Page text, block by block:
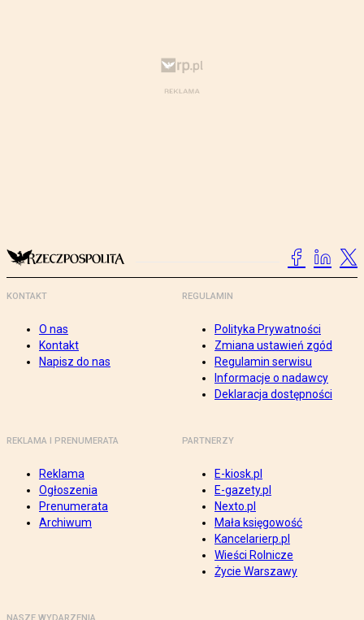
KONTAKT
O nas
Kontakt
Napisz do nas
REGULAMIN
Polityka Prywatności
Zmiana ustawień zgód
Regulamin serwisu
Informacje o nadawcy
Deklaracja dostępności
REKLAMA I PRENUMERATA
Reklama
Ogłoszenia
Prenumerata
Archiwum
PARTNERZY
E-kiosk.pl
E-gazety.pl
Nexto.pl
Mała księgowość
Kancelarierp.pl
Wieści Rolnicze
Życie Warszawy